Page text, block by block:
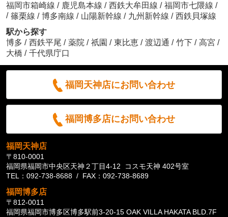
福岡市箱崎線 / 鹿児島本線 / 西鉄大牟田線 / 福岡市七隈線 /
/ 篠栗線 / 博多南線 / 山陽新幹線 / 九州新幹線 / 西鉄貝塚線
駅から探す
博多 / 西鉄平尾 / 薬院 / 祇園 / 東比恵 / 渡辺通 / 竹下 / 高宮 /
大橋 / 千代県庁口
福岡天神店にお問い合わせ
福岡博多店にお問い合わせ
福岡天神店
〒810-0001
福岡県福岡市中央区天神２丁目4-12 コスモ天神 402号室
TEL：092-738-8688 / FAX：092-738-8689
福岡博多店
〒812-0011
福岡県福岡市博多区博多駅前3-20-15 OAK VILLA HAKATA BLD.7F